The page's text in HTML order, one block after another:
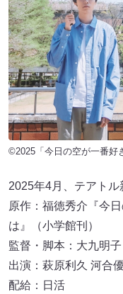
©️2025「今日の空が一番好
2025年4月、テアト
原作：福徳秀介『今
は』（小学館刊）
監督・脚本：大九明子
出演：萩原利久 河合
配給：日活